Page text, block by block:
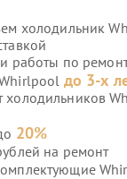
холодильник
работы по
до 3-х
холодильников
20%
на ремонт